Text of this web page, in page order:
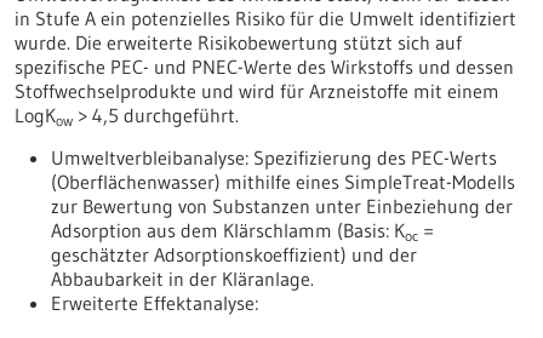
in Stufe A ein potenzielles Risiko für die Umwelt identifiziert
wurde. Die erweiterte Risikobewertung stützt sich auf
spezifische PEC- und PNEC-Werte des Wirkstoffs und dessen
Stoffwechselprodukte und wird für Arzneistoffe mit einem
LogKow > 4,5 durchgeführt.
Umweltverbleibanalyse: Spezifizierung des PEC-Werts
(Oberflächenwasser) mithilfe eines SimpleTreat-Modells
zur Bewertung von Substanzen unter Einbeziehung der
Adsorption aus dem Klärschlamm (Basis: Koc =
geschätzter Adsorptionskoeffizient) und der
Abbaubarkeit in der Kläranlage.
Erweiterte Effektanalyse: